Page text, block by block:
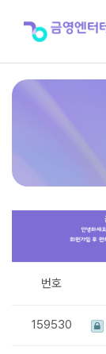
번호
159530